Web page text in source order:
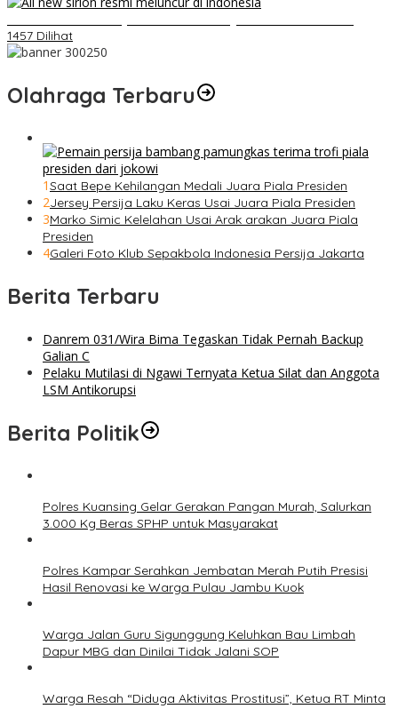
1457 Dilihat
Olahraga Terbaru
1Saat Bepe Kehilangan Medali Juara Piala Presiden
2Jersey Persija Laku Keras Usai Juara Piala Presiden
3Marko Simic Kelelahan Usai Arak arakan Juara Piala
Presiden
4Galeri Foto Klub Sepakbola Indonesia Persija Jakarta
Berita Terbaru
Danrem 031/Wira Bima Tegaskan Tidak Pernah Backup
Galian C
Pelaku Mutilasi di Ngawi Ternyata Ketua Silat dan Anggota
LSM Antikorupsi
Berita Politik
Polres Kuansing Gelar Gerakan Pangan Murah, Salurkan
3.000 Kg Beras SPHP untuk Masyarakat
Polres Kampar Serahkan Jembatan Merah Putih Presisi
Hasil Renovasi ke Warga Pulau Jambu Kuok
Warga Jalan Guru Sigunggung Keluhkan Bau Limbah
Dapur MBG dan Dinilai Tidak Jalani SOP
Warga Resah “Diduga Aktivitas Prostitusi”, Ketua RT Minta